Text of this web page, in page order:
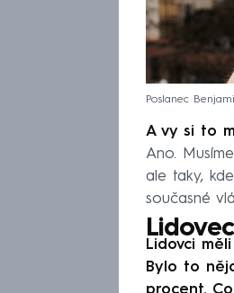
Poslanec
A vy si to
Ano.
ale taky,
současné
Lidovci
Bylo to
procent.